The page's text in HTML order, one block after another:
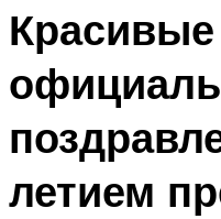
летием